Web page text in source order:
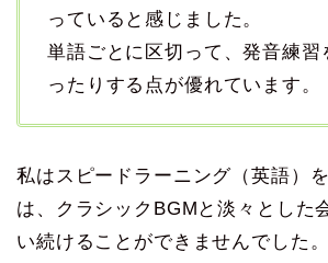
っていると感じました。
単語ごとに区切って、発音練習
ったりする点が優れています。
私はスピードラーニング（英語）
は、クラシックBGMと淡々とした
い続けることができませんでした。